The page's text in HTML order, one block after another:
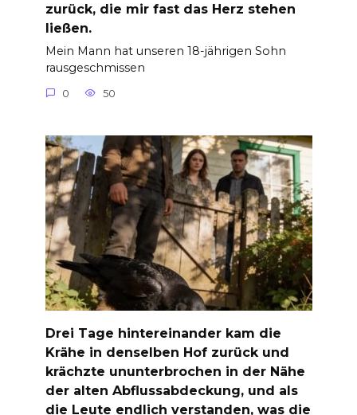
zurück, die mir fast das Herz stehen
ließen.
Mein Mann hat unseren 18-jährigen Sohn
rausgeschmissen
0 50
Drei Tage hintereinander kam die
Krähe in denselben Hof zurück und
krächzte ununterbrochen in der Nähe
der alten Abflussabdeckung, und als
die Leute endlich verstanden, was die